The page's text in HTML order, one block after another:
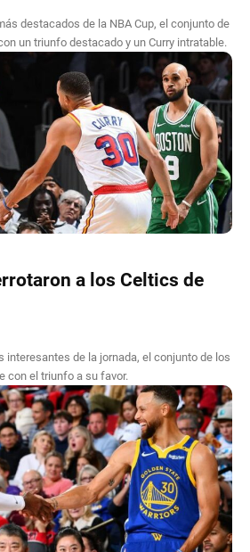
destacados de la NBA Cup, el conjunto de
un triunfo destacado y un Curry intratable.
a los Celtics de
interesantes de la jornada, el conjunto de los
con el triunfo a su favor.